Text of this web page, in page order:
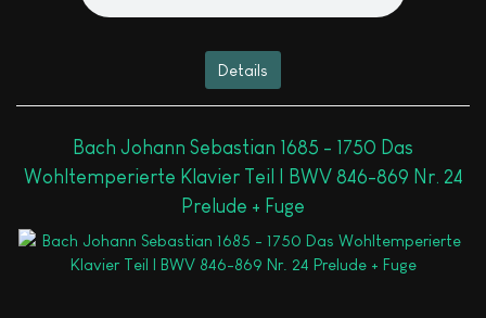
Details
Bach Johann Sebastian 1685 - 1750 Das
Wohltemperierte Klavier Teil I BWV 846-869 Nr. 24
Prelude + Fuge